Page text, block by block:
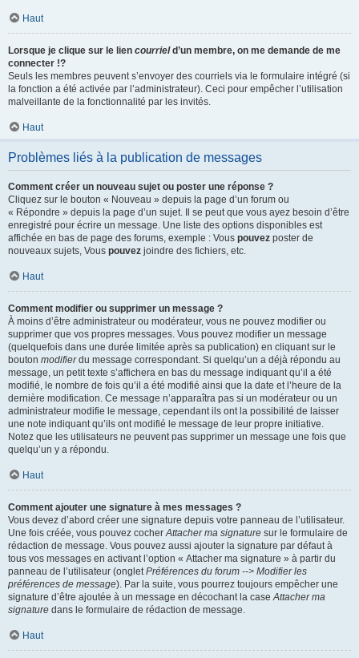
Haut
Lorsque je clique sur le lien courrield’un membre, on me demande de me
connecter !?
Seuls les membres peuvent s’envoyer des courriels via le formulaire intégré (si
la fonction a été activée par l’administrateur). Ceci pour empêcher l’utilisation
malveillante de la fonctionnalité par les invités.
Haut
Problèmes liés à la publication de messages
Comment créer un nouveau sujet ou poster une réponse ?
Cliquez sur le bouton « Nouveau » depuis la page d’un forum ou
« Répondre » depuis la page d’un sujet. Il se peut que vous ayez besoin d’être
enregistré pour écrire un message. Une liste des options disponibles est
affichée en bas de page des forums, exemple : Vous pouvez poster de
nouveaux sujets, Vous pouvez joindre des fichiers, etc.
Haut
Comment modifier ou supprimer un message ?
À moins d’être administrateur ou modérateur, vous ne pouvez modifier ou
supprimer que vos propres messages. Vous pouvez modifier un message
(quelquefois dans une durée limitée après sa publication) en cliquant sur le
bouton modifierdu message correspondant. Si quelqu’un a déjà répondu au
message, un petit texte s’affichera en bas du message indiquant qu’il a été
modifié, le nombre de fois qu’il a été modifié ainsi que la date et l’heure de la
dernière modification. Ce message n’apparaîtra pas si un modérateur ou un
administrateur modifie le message, cependant ils ont la possibilité de laisser
une note indiquant qu’ils ont modifié le message de leur propre initiative.
Notez que les utilisateurs ne peuvent pas supprimer un message une fois que
quelqu’un y a répondu.
Haut
Comment ajouter une signature à mes messages ?
Vous devez d’abord créer une signature depuis votre panneau de l’utilisateur.
Une fois créée, vous pouvez cocherAttacher ma signature sur le formulaire de
rédaction de message. Vous pouvez aussi ajouter la signature par défaut à
tous vos messages en activant l’option « Attacher ma signature » à partir du
panneau de l’utilisateur (ongletPréférences du forum --> Modifier les
préférences de message). Par la suite, vous pourrez toujours empêcher une
signature d’être ajoutée à un message en décochant la caseAttacher ma
signature dans le formulaire de rédaction de message.
Haut